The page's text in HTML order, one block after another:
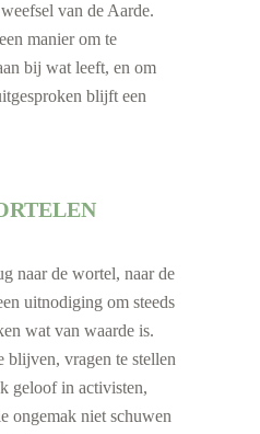
van de Aarde.
manier om te
bij wat leeft, en om
blijft een
naar de wortel, naar de
uitnodiging om steeds
wat van waarde is.
blijven, vragen te stellen
geloof in activisten,
ongemak niet schuwen